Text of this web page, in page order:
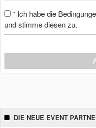
* Ich habe die
und stimme diesen zu.
DIE NEUE EVENT